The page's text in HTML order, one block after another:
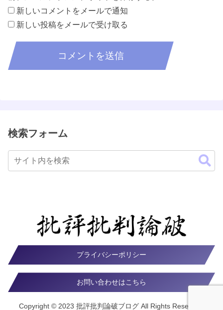
新しいコメントをメールで通知
新しい投稿をメールで受け取る
検索フォーム
プライバシーポリシー
お問い合わせはこちら
Copyright © 2023 批評批判論破ブログ All Rights Reserved.